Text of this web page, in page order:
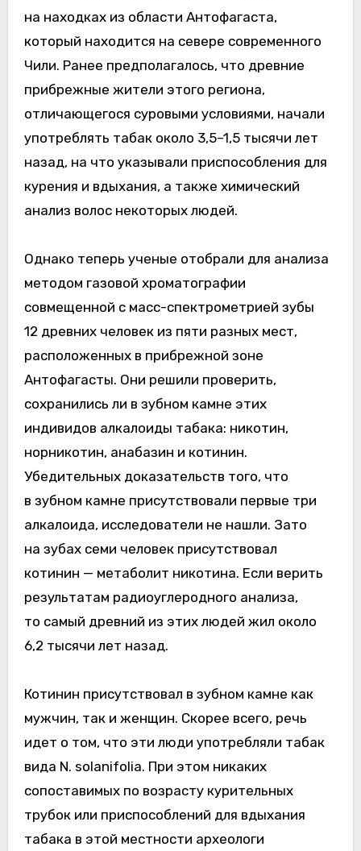
на находках из области Антофагаста,
который находится на севере современного
Чили. Ранее предполагалось, что древние
прибрежные жители этого региона,
отличающегося суровыми условиями, начали
употреблять табак около 3,5–1,5 тысячи лет
назад, на что указывали приспособления для
курения и вдыхания, а также химический
анализ волос некоторых людей.
Однако теперь ученые отобрали для анализа
методом газовой хроматографии
совмещенной с масс-спектрометрией зубы
12 древних человек из пяти разных мест,
расположенных в прибрежной зоне
Антофагасты. Они решили проверить,
сохранились ли в зубном камне этих
индивидов алкалоиды табака: никотин,
норникотин, анабазин и котинин.
Убедительных доказательств того, что
в зубном камне присутствовали первые три
алкалоида, исследователи не нашли. Зато
на зубах семи человек присутствовал
котинин — метаболит никотина. Если верить
результатам радиоуглеродного анализа,
то самый древний из этих людей жил около
6,2 тысячи лет назад.
Котинин присутствовал в зубном камне как
мужчин, так и женщин. Скорее всего, речь
идет о том, что эти люди употребляли табак
вида N. solanifolia. При этом никаких
сопоставимых по возрасту курительных
трубок или приспособлений для вдыхания
табака в этой местности археологи